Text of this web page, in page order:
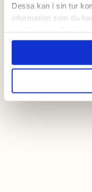
Dessa kan i sin tur
information som du